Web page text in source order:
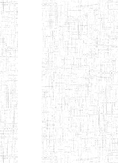
TTC TATUM
ST PIUS X
TECHNICAL
TEACHER
TRAINING
COLLEGE
TATUM